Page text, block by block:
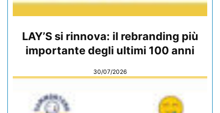
LAY’S si rinnova: il rebranding più
importante degli ultimi 100 anni
30/07/2026